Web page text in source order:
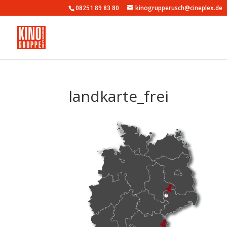
08251 89 83 80 kinogrupperusch@cineplex.de
landkarte_frei